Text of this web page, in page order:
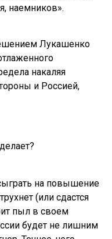
наемников».
Лукашенко
накаляя
и Россией,
на повышение
(или сдастся
пыл в своем
будет не лишним